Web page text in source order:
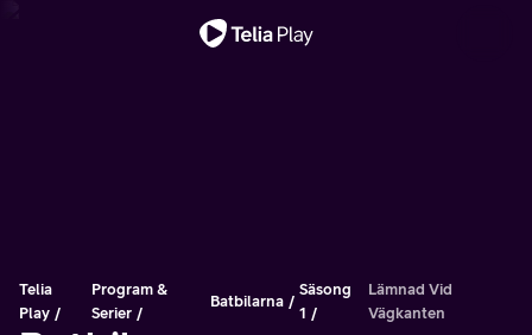
Telia
Play
Program &
Serier
Batbilarna
Säsong
1
Lämnad Vid
Vägkanten